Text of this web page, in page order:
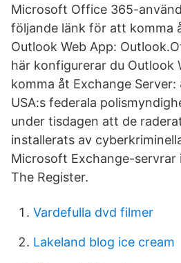
Microsoft Office 365-
följande länk för att komma
Outlook Web App:
här konfigurerar du Outlook
komma åt Exchange Server:
USA:s federala
under tisdagen att de
installerats av
Microsoft Exchange-servrar
The Register.
Vardefulla dvd filmer
Lakeland blog ice cream